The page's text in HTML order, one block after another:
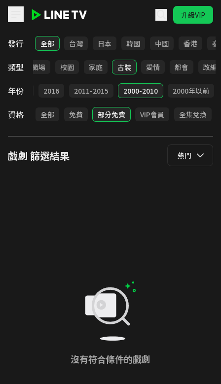
升級VIP
LINE TV - 戲劇
發行 全部 台灣 日本 韓國 中國 香港 泰
類型
全部 職場 校園 家庭 古裝 愛情 都會 改編
年份
2017 2016 2011-2015 2000-2010 2000年以前
資格 全部 免費 部分免費 VIP會員 全集兌換
戲劇 篩選結果 熱門
沒有符合條件的戲劇